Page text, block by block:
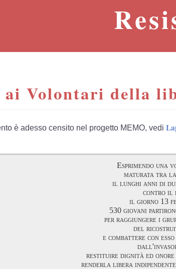
ai Volontari della
è adesso censito nel progetto MEMO, vedi
Esprimendo una
maturata tra
il lunghi anni di
contro il
il giorno 13
530 giovani
per raggiungere i
del
e combattere con
restituire dignità ed onore
renderla libera